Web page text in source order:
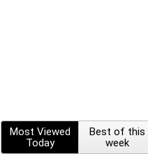
Most Viewed
Today
Best of this
week